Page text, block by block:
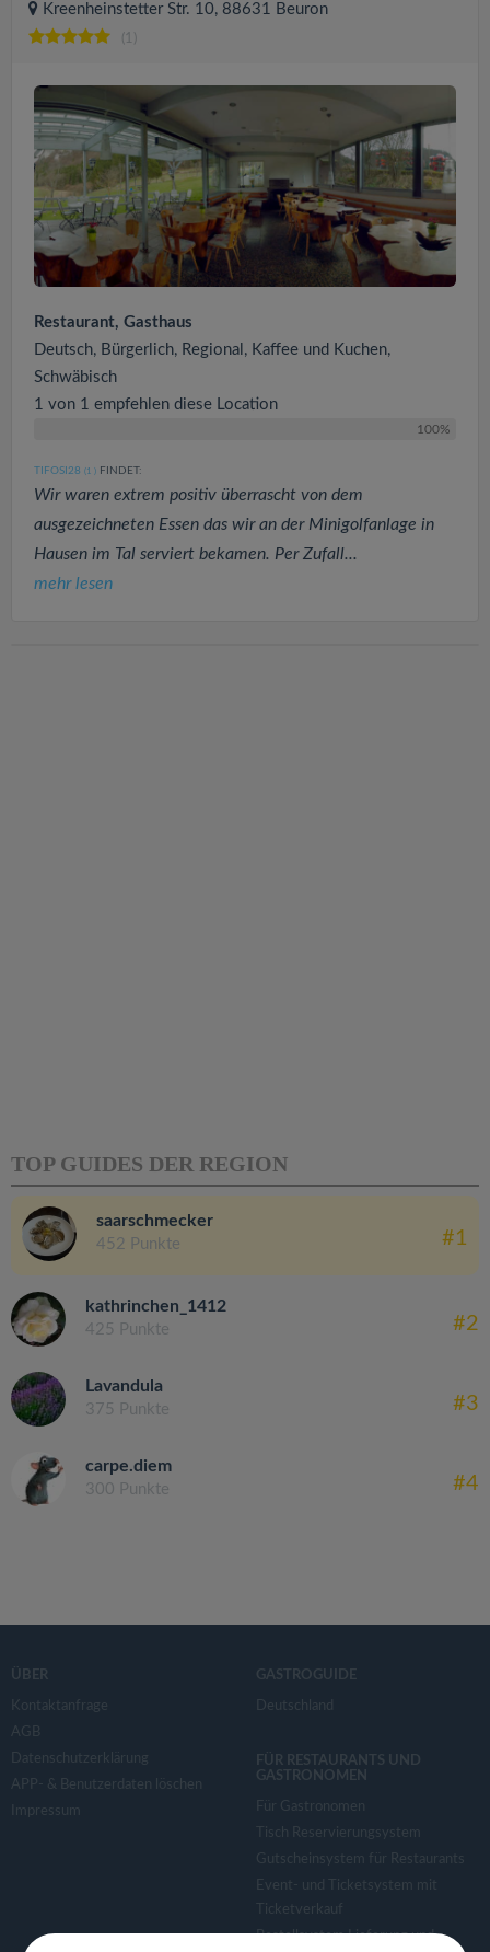
Kreenheinstetter Str. 10, 88631 Beuron
(1)
Restaurant, Gasthaus
Deutsch, Bürgerlich, Regional, Kaffee und Kuchen,
Schwäbisch
1 von 1 empfehlen diese Location
100%
TIFOSI28 (1 ) FINDET:
Wir waren extrem positiv überrascht von dem
ausgezeichneten Essen das wir an der Minigolfanlage in
Hausen im Tal serviert bekamen. Per Zufall...
mehr lesen
TOP GUIDES DER REGION
saarschmecker
452 Punkte #1
kathrinchen_1412
425 Punkte #2
Lavandula
375 Punkte #3
carpe.diem
300 Punkte #4
ÜBER
Kontaktanfrage
AGB
Datenschutzerklärung
APP- & Benutzerdaten löschen
Impressum
GASTROGUIDE
Deutschland
FÜR RESTAURANTS UND
GASTRONOMEN
Für Gastronomen
Tisch Reservierungsystem
Gutscheinsystem für Restaurants
Event- und Ticketsystem mit
Ticketverkauf
Bestellsystem Lieferung und